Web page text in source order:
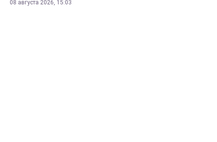
08 августа 2026, 15:03